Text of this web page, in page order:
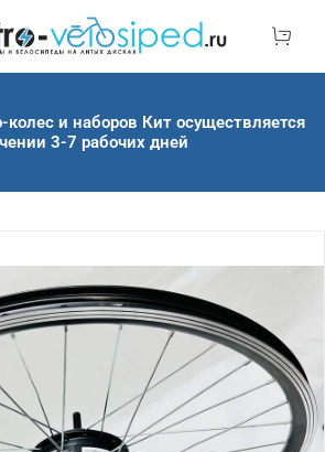
и наборов Кит осуществляется
3-7 рабочих дней